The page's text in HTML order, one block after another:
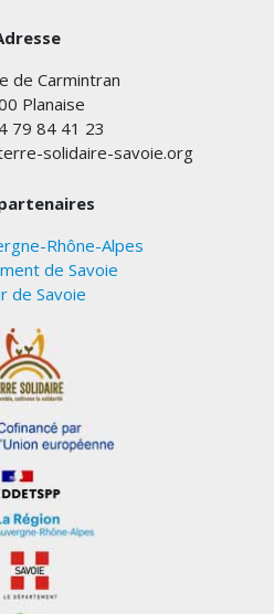
de Carmintran
Planaise
79 84 41 23
solidaire-savoie.org
Rhône-Alpes
de Savoie
de Savoie